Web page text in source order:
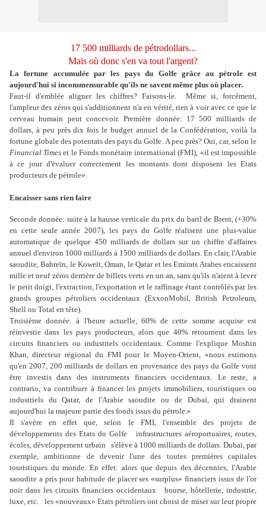
17 500 milliards de pétrodollars...
Mais où donc s'en va tout l'argent?
La fortune accumulée par les pays du Golfe grâce au pétrole est
aujourd'hui si incommensurable qu'ils ne savent même plus où placer.
Faut-il d'emblée aligner les chiffres? Faisons-le. Même si, forcément,
l'ampleur des zéros qui s'additionnent n'a en vérité, rien à voir avec ce que le
cerveau humain peut concevoir. Première donnée: 17 500 milliards de
dollars, à peu près dix fois le budget annuel de la Confédération, voilà la
fortune globale des potentats des pays du Golfe. A peu près? Oui, car, selon le
Financial Timeset le Fonds monétaire international (FMI), «il est impossible
à ce jour d'évaluer correctement les montants dont disposent les Etats
producteurs de pétrole».
Encaisser sans rien faire
Seconde donnée: suite à la hausse verticale du prix du baril de Brent, (+30%
en cette seule année 2007), les pays du Golfe réalisent une plus-value
automatique de quelque 450 milliards de dollars sur un chiffre d'affaires
annuel d'environ 1000 milliards à 1500 milliards de dollars. En clair, l'Arabie
saoudite, Bahreïn, le Koweït, Oman, le Qatar et les Emirats Arabes encaissent
mille et neuf zéros derrière de billets verts en un an, sans qu'ils n'aient à lever
le petit doigt, l'extraction, l'exportation et le raffinage étant contrôlés par les
grands groupes pétroliers occidentaux (ExxonMobil, British Petroleum,
Shell ou Total en tête).
Troisième donnée: à l'heure actuelle, 60% de cette somme acquise est
réinvestie dans les pays producteurs, alors que 40% retournent dans les
circuits financiers ou industriels occidentaux. Comme l'explique Moshin
Khan, directeur régional du FMI pour le Moyen-Orient, «nous estimons
qu'en 2007, 200 milliards de dollars en provenance des pays du Golfe vont
être investis dans des instruments financiers occidentaux. Le reste, a
contrario, va contribuer à financer les projets immobiliers, touristiques ou
industriels du Qatar, de l'Arabie saoudite ou de Dubaï, qui drainent
aujourd'hui la majeure partie des fonds issus du pétrole.»
Il s'avère en effet que, selon le FMI, l'ensemble des projets de
développements des Etats du Golfe infrastructures aéroportuaires, routes,
écoles, développement urbain s'élève à 1000 milliards de dollars. Dubaï, par
exemple, ambitionne de devenir l'une des toutes premières capitales
touristiques du monde. En effet: alors que depuis des décennies, l'Arabie
saoudite a pris pour habitude de placer ses «surplus» financiers issus de l'or
noir dans les circuits financiers occidentaux bourse, hôtellerie, industrie,
luxe, etc. les «nouveaux» Etats pétroliers ont choisi de miser sur leur propre